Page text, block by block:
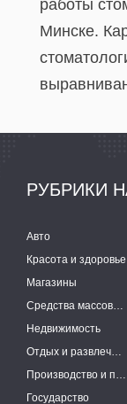
работы
Минске.
РУБРИКИ
Авто
Красота и здоровье
Магазины
Средства массовой информации
Недвижимость
Отдых и развлечения
Производство и поставки
Государство